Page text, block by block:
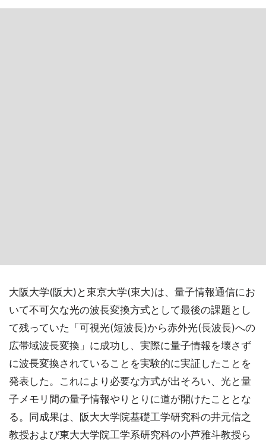
大阪大学(阪大)と東京大学(東大)は、量子情報通信にお
いて不可欠な光の波長変換方式として最後の課題とし
て残っていた「可視光(短波長)から赤外光(長波長)への
広帯域波長変換」に成功し、実際に量子情報を壊さず
に波長変換されていることを実験的に実証したことを
発表した。これにより必要な方式が出そろい、光と量
子メモリ間の量子情報やりとりに道が開けたこととな
る。同成果は、阪大大学院基礎工学研究科の井元信之
教授および東大大学院工学系研究科の小芦雅斗教授ら